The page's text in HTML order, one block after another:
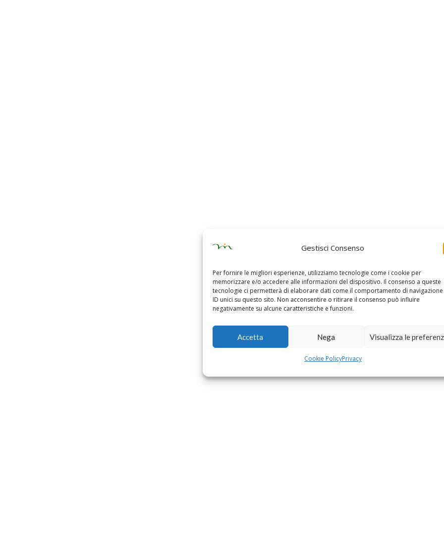
Gestisci Consenso
Per fornire le migliori esperienze, utilizziamo tecnologie come i cookie per
memorizzare e/o accedere alle informazioni del dispositivo. Il consenso a queste
tecnologie ci permetterà di elaborare dati come il comportamento di
ID unici su questo sito. Non acconsentire o ritirare il consenso può influire
negativamente su alcune caratteristiche e funzioni.
Accetta Nega Visualizza le
Cookie PolicyPrivacy